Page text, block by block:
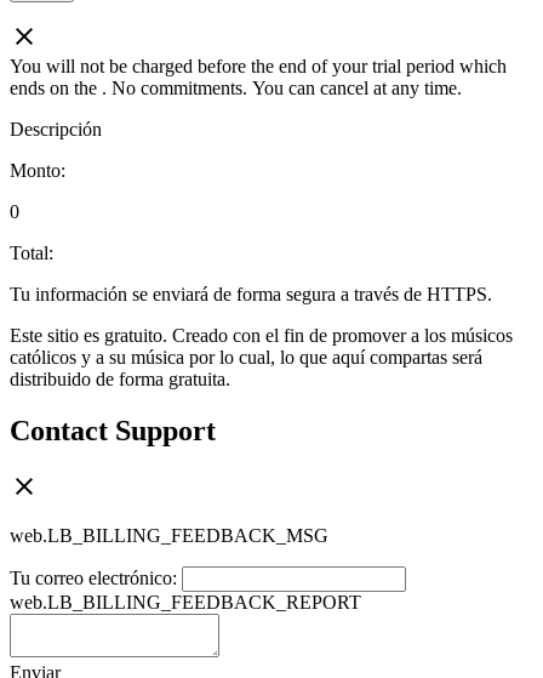
You will not be charged before the end of your trial period which
ends on the . No commitments. You can cancel at any time.
Descripción
Monto:
0
Total:
Tu información se enviará de forma segura a través de HTTPS.
Este sitio es gratuito. Creado con el fin de promover a los músicos
católicos y a su música por lo cual, lo que aquí compartas será
distribuido de forma gratuita.
Contact Support
web.LB_BILLING_FEEDBACK_MSG
Tu correo electrónico:
web.LB_BILLING_FEEDBACK_REPORT
Enviar